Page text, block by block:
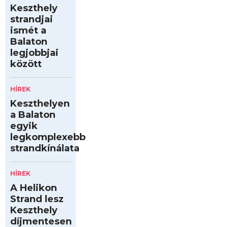
Keszthely
strandjai
ismét a
Balaton
legjobbjai
között
HÍREK
Keszthelyen
a Balaton
egyik
legkomplexebb
strandkínálata
HÍREK
A Helikon
Strand lesz
Keszthely
díjmentesen